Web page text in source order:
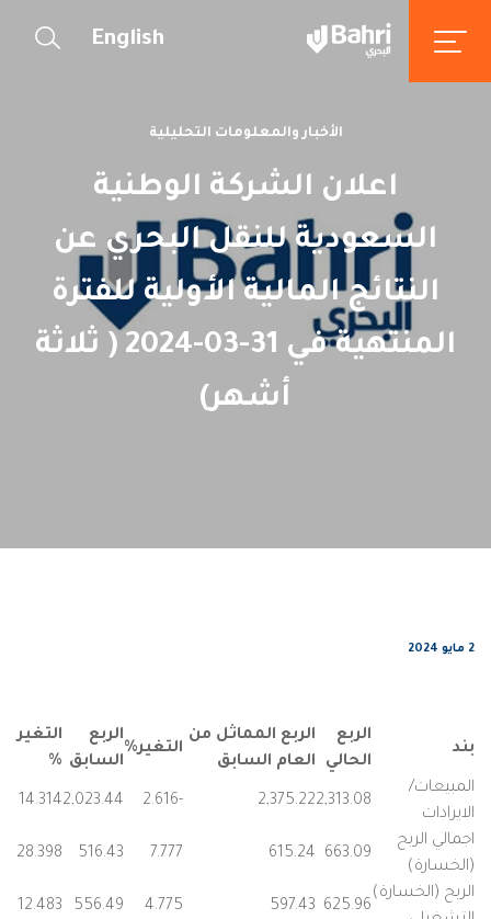
English
الأخبار والمعلومات التحليلية
اعلان الشركة الوطنية
السعودية للنقل البحري عن
النتائج المالية الأولية للفترة
المنتهية في 31-03-2024 ( ثلاثة
أشهر)
2 مايو 2024
بند
الربع
الحالي
الربع المماثل من
العام السابق
التغير%
الربع
السابق
التغير
%
المبيعات/
الايرادات
2,313.08
2,375.22
-2.616
2,023.44
14.314
اجمالي الربح
(الخسارة)
663.09
615.24
7.777
516.43
28.398
الربح (الخسارة)
625.96
597.43
4.775
556.49
12.483